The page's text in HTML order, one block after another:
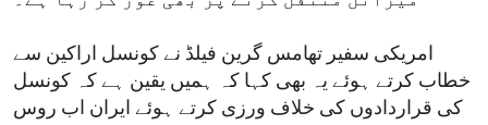
امریکی سفیر تھامس گرین فیلڈ نے کونسل اراکین سے
خطاب کرتے ہوئے یہ بھی کہا کہ ہمیں یقین ہے کہ کونسل
کی قراردادوں کی خلاف ورزی کرتے ہوئے ایران اب روس